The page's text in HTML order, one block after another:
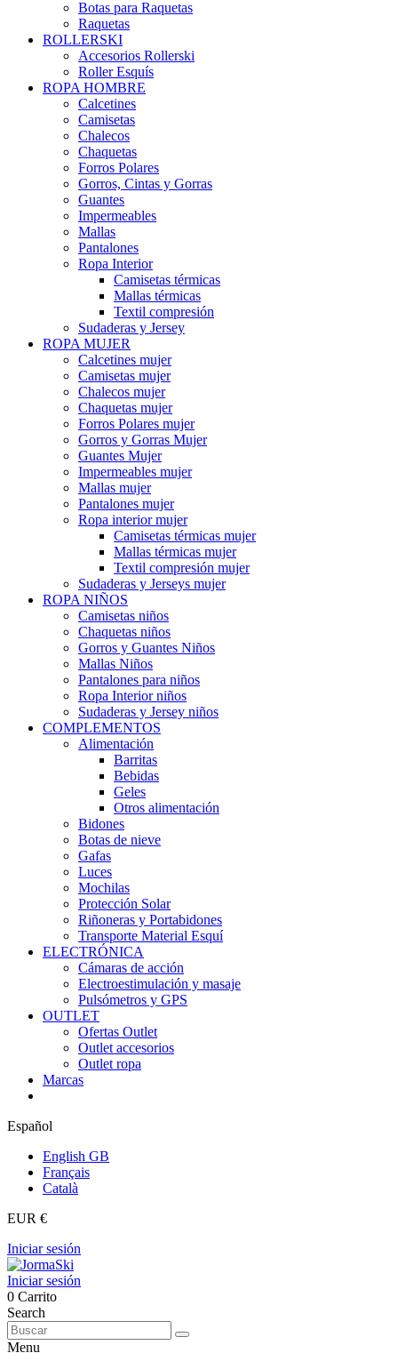
Botas para Raquetas
Raquetas
ROLLERSKI
Accesorios Rollerski
Roller Esquís
ROPA HOMBRE
Calcetines
Camisetas
Chalecos
Chaquetas
Forros Polares
Gorros, Cintas y Gorras
Guantes
Impermeables
Mallas
Pantalones
Ropa Interior
Camisetas térmicas
Mallas térmicas
Textil compresión
Sudaderas y Jersey
ROPA MUJER
Calcetines mujer
Camisetas mujer
Chalecos mujer
Chaquetas mujer
Forros Polares mujer
Gorros y Gorras Mujer
Guantes Mujer
Impermeables mujer
Mallas mujer
Pantalones mujer
Ropa interior mujer
Camisetas térmicas mujer
Mallas térmicas mujer
Textil compresión mujer
Sudaderas y Jerseys mujer
ROPA NIÑOS
Camisetas niños
Chaquetas niños
Gorros y Guantes Niños
Mallas Niños
Pantalones para niños
Ropa Interior niños
Sudaderas y Jersey niños
COMPLEMENTOS
Alimentación
Barritas
Bebidas
Geles
Otros alimentación
Bidones
Botas de nieve
Gafas
Luces
Mochilas
Protección Solar
Riñoneras y Portabidones
Transporte Material Esquí
ELECTRÓNICA
Cámaras de acción
Electroestimulación y masaje
Pulsómetros y GPS
OUTLET
Ofertas Outlet
Outlet accesorios
Outlet ropa
Marcas
Español
English GB
Français
Català
EUR €
Iniciar sesión
Iniciar sesión
0 Carrito
Search
Menu